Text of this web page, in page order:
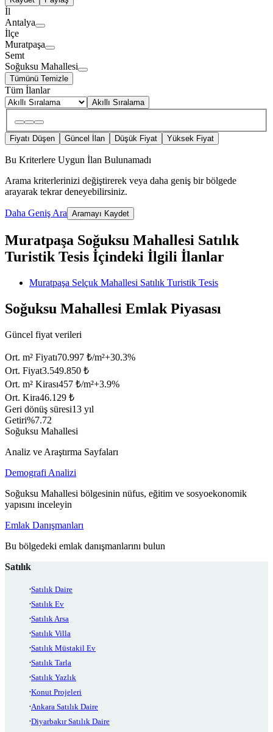
İl
Antalya
İlçe
Muratpaşa
Semt
Soğuksu Mahallesi
Tümünü Temizle
Tüm İlanlar
Akıllı Sıralama
Fiyatı Düşen Güncel İlan Düşük Fiyat Yüksek Fiyat
Bu Kriterlere Uygun İlan Bulunamadı
Arama kriterlerinizi değiştirerek veya daha geniş bir bölgede
arayarak tekrar deneyebilirsiniz.
Daha Geniş Ara Aramayı Kaydet
Muratpaşa Soğuksu Mahallesi Satılık
Turistik Tesis İçindeki İlgili İlanlar
Muratpaşa Selçuk Mahallesi Satılık Turistik Tesis
Soğuksu Mahallesi Emlak Piyasası
Güncel fiyat verileri
Ort. m² Fiyatı70.997 ₺/m²+30.3%
Ort. Fiyat3.549.850 ₺
Ort. m² Kirası457 ₺/m²+3.9%
Ort. Kira46.129 ₺
Geri dönüş süresi13 yıl
Getiri%7.72
Soğuksu Mahallesi
Analiz ve Araştırma Sayfaları
Demografi Analizi
Soğuksu Mahallesi bölgesinin nüfus, eğitim ve sosyoekonomik
yapısını inceleyin
Emlak Danışmanları
Bu bölgedeki emlak danışmanlarını bulun
Satılık
Satılık Daire
Satılık Ev
Satılık Arsa
Satılık Villa
Satılık Müstakil Ev
Satılık Tarla
Satılık Yazlık
Konut Projeleri
Ankara Satılık Daire
Diyarbakır Satılık Daire